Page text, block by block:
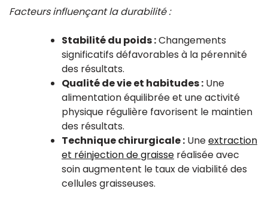
Facteurs influençant la durabilité :
Stabilité du poids :Changements
significatifs défavorables à la pérennité
des résultats.
Qualité de vie et habitudes : Une
alimentation équilibrée et une activité
physique régulière favorisent le maintien
des résultats.
Technique chirurgicale : Uneextraction
et réinjection de graisse réalisée avec
soin augmentent le taux de viabilité des
cellules graisseuses.